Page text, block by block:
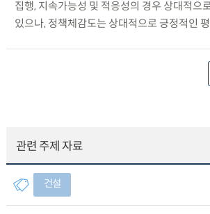
집행, 지속가능성 및 적응성의 경우 상대적으
있으나, 정책체감도는 상대적으로 긍정적인
관련 주제 자료
건설